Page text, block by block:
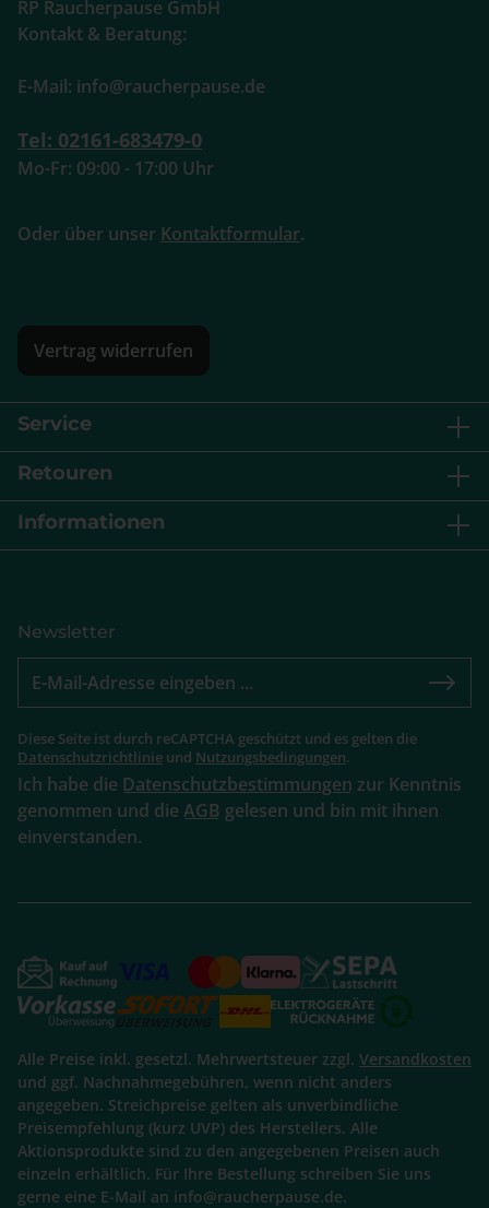
RP Raucherpause GmbH
Kontakt & Beratung:
E-Mail: info@raucherpause.de
Tel: 02161-683479-0
Mo-Fr: 09:00 - 17:00 Uhr
Oder über unser Kontaktformular.
Vertrag widerrufen
Service
Retouren
Informationen
Newsletter
Diese Seite ist durch reCAPTCHA geschützt und es gelten die
Datenschutzrichtlinie und Nutzungsbedingungen.
Ich habe die Datenschutzbestimmungen zur Kenntnis
genommen und die AGB gelesen und bin mit ihnen
einverstanden.
Alle Preise inkl. gesetzl. Mehrwertsteuer zzgl. Versandkosten
und ggf. Nachnahmegebühren, wenn nicht anders
angegeben. Streichpreise gelten als unverbindliche
Preisempfehlung (kurz UVP) des Herstellers. Alle
Aktionsprodukte sind zu den angegebenen Preisen auch
einzeln erhältlich. Für Ihre Bestellung schreiben Sie uns
gerne eine E-Mail an info@raucherpause.de.